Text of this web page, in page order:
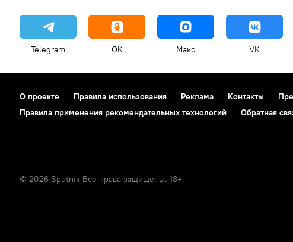
Telegram OK Макс VK
О проекте Правила использования Реклама Контакты
Правила применения рекомендательных технологий
Обратная
© 2026 Sputnik Все права защищены. 18+